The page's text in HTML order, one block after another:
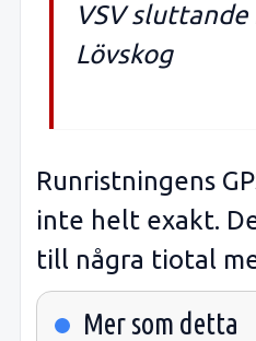
VSV sluttande
Lövskog
Runristningens
inte helt exakt.
till några tiotal
Mer som detta